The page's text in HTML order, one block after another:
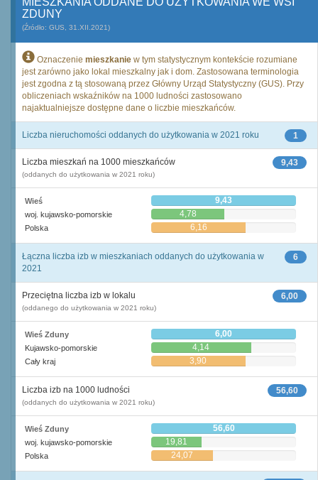
ZDUNY
(Źródło: GUS, 31.XII.2021)
Oznaczenie mieszkanie w tym statystycznym kontekście rozumiane
jest zarówno jako lokal mieszkalny jak i dom. Zastosowana terminologia
jest zgodna z tą stosowaną przez Główny Urząd Statystyczny (GUS). Przy
obliczeniach wskaźników na 1000 ludności zastosowano
najaktualniejsze dostępne dane o liczbie mieszkańców.
1
Liczba nieruchomości oddanych do użytkowania w 2021 roku
9,43
Liczba mieszkań na 1000 mieszkańców
(oddanych do użytkowania w 2021 roku)
Wieś 9,43
woj. kujawsko-pomorskie 4,78
Polska 6,16
6
Łączna liczba izb w mieszkaniach oddanych do użytkowania w
2021
6,00
Przeciętna liczba izb w lokalu
(oddanego do użytkowania w 2021 roku)
Wieś Zduny 6,00
Kujawsko-pomorskie 4,14
Cały kraj 3,90
56,60
Liczba izb na 1000 ludności
(oddanych do użytkowania w 2021 roku)
Wieś Zduny 56,60
woj. kujawsko-pomorskie 19,81
Polska 24,07